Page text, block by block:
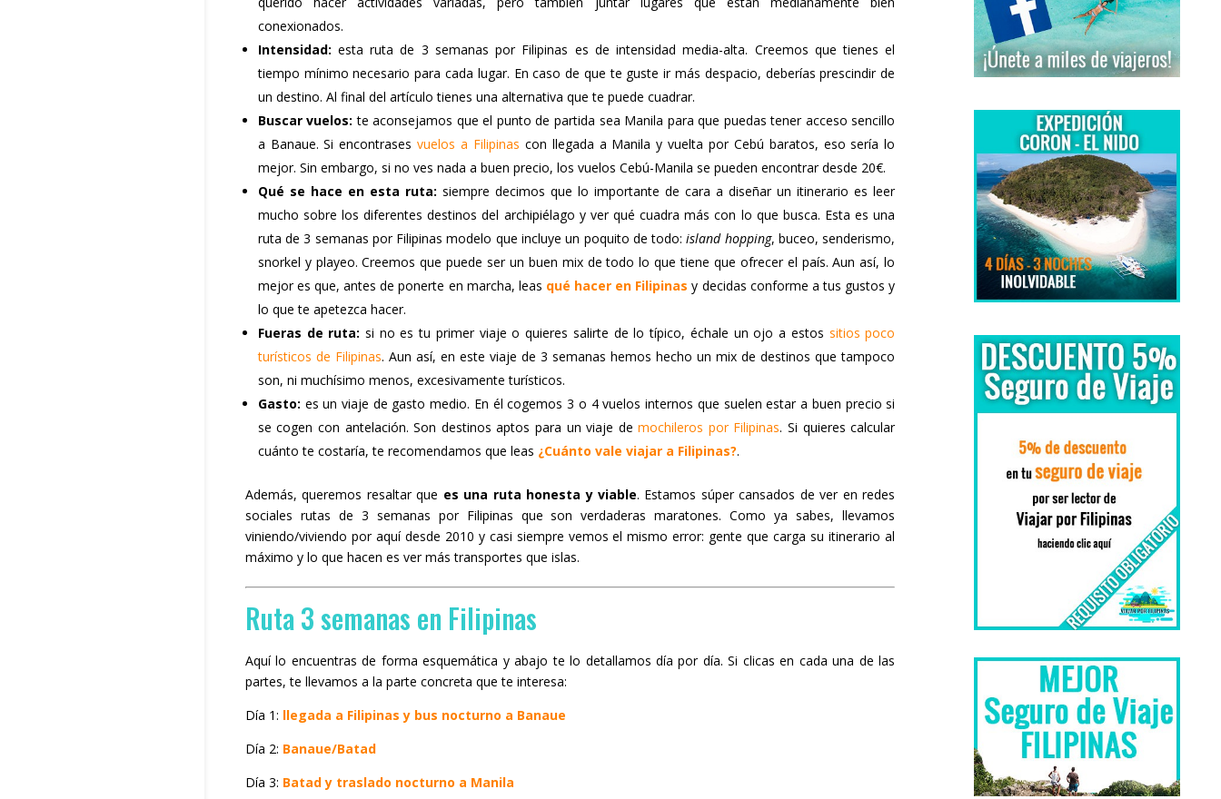
conexionados.
Intensidad: esta ruta de 3 semanas por Filipinas es de intensidad media-alta. Creemos que tienes el
tiempo mínimo necesario para cada lugar. En caso de que te guste ir más despacio, deberías prescindir de
un destino. Al final del artículo tienes una alternativa que te puede cuadrar.
Buscar vuelos: te aconsejamos que el punto de partida sea Manila para que puedas tener acceso sencillo
a Banaue. Si encontrasesvuelos a Filipinas con llegada a Manila y vuelta por Cebú baratos, eso sería lo
mejor. Sin embargo, si no ves nada a buen precio, los vuelos Cebú-Manila se pueden encontrar desde 20€.
Qué se hace en esta ruta: siempre decimos que lo importante de cara a diseñar un itinerario es leer
mucho sobre los diferentes destinos del archipiélago y ver qué cuadra más con lo que busca. Esta es una
ruta de 3 semanas por Filipinas modelo que incluye un poquito de todo:island hopping, buceo, senderismo,
snorkel y playeo. Creemos que puede ser un buen mix de todo lo que tiene que ofrecer el país. Aun así, lo
mejor es que, antes de ponerte en marcha, leas qué hacer en Filipinas y decidas conforme a tus gustos y
lo que te apetezca hacer.
Fueras de ruta: si no es tu primer viaje o quieres salirte de lo típico, échale un ojo a estos sitios poco
turísticos de Filipinas. Aun así, en este viaje de 3 semanas hemos hecho un mix de destinos que tampoco
son, ni muchísimo menos, excesivamente turísticos.
Gasto: es un viaje de gasto medio. En él cogemos 3 o 4 vuelos internos que suelen estar a buen precio si
se cogen con antelación. Son destinos aptos para un viaje demochileros por Filipinas. Si quieres calcular
cuánto te costaría, te recomendamos que leas ¿Cuánto vale viajar a Filipinas?.
Además, queremos resaltar que es una ruta honesta y viable. Estamos súper cansados de ver en redes
sociales rutas de 3 semanas por Filipinas que son verdaderas maratones. Como ya sabes, llevamos
viniendo/viviendo por aquí desde 2010 y casi siempre vemos el mismo error: gente que carga su itinerario al
máximo y lo que hacen es ver más transportes que islas.
Ruta 3 semanas en Filipinas
Aquí lo encuentras de forma esquemática y abajo te lo detallamos día por día. Si clicas en cada una de las
partes, te llevamos a la parte concreta que te interesa:
Día 1: llegada a Filipinas y bus nocturno a Banaue
Día 2: Banaue/Batad
Día 3: Batad y traslado nocturno a Manila